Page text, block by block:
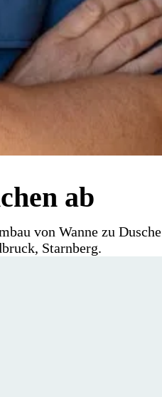
ab
von Wanne zu Dusche
Starnberg.